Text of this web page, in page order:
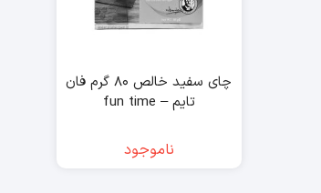
چای سفید خالص ۸۰ گرم فان
تایم – fun time
ناموجود